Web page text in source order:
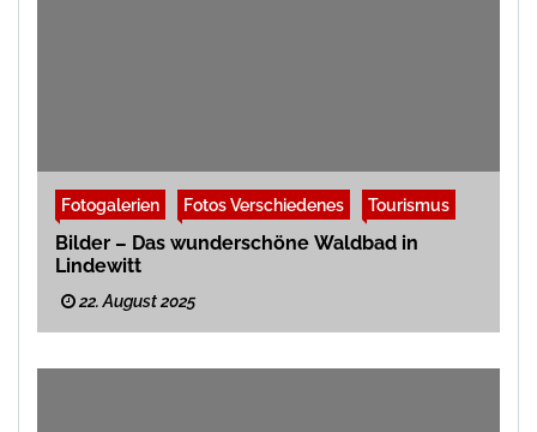
Fotogalerien Fotos Verschiedenes Tourismus
Bilder – Das wunderschöne Waldbad in
Lindewitt
22. August 2025